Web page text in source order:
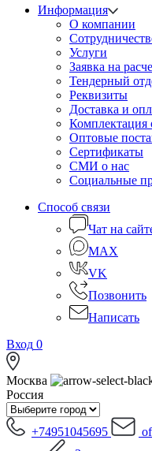
Информация
О компании
Услуги
Заявка на
Тендерный
Реквизиты
Доставка и
Комплектация
Оптовые
Сертификаты
СМИ о нас
Социальные
Способ связи
Чат на
MAX
VK
Позвонить
Написать
Вход 0
Москва
Россия
+74951045695